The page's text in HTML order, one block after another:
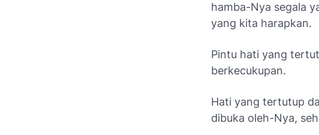
hamba-Nya segala
yang kita harapkan.
Pintu hati yang
berkecukupan.
Hati yang tertutup
dibuka oleh-Nya,